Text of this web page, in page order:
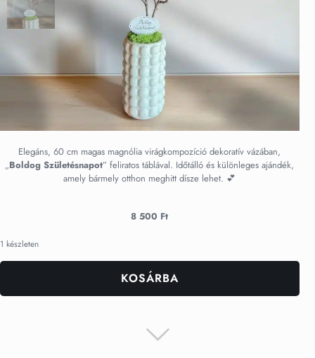
Elegáns, 60 cm magas magnólia virágkompozíció dekoratív vázában,
„Boldog Születésnapot” feliratos táblával. Időtálló és különleges ajándék,
amely bármely otthon meghitt dísze lehet. 💕
8 500 Ft
1 készleten
KOSÁRBA